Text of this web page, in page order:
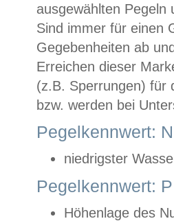
ausgewählten
Sind immer für einen
Gegebenheiten ab
Erreichen dieser
(z.B. Sperrungen) für
bzw. werden bei
Pegelkennwert:
niedrigster
Pegelkennwert:
Höhenlage des